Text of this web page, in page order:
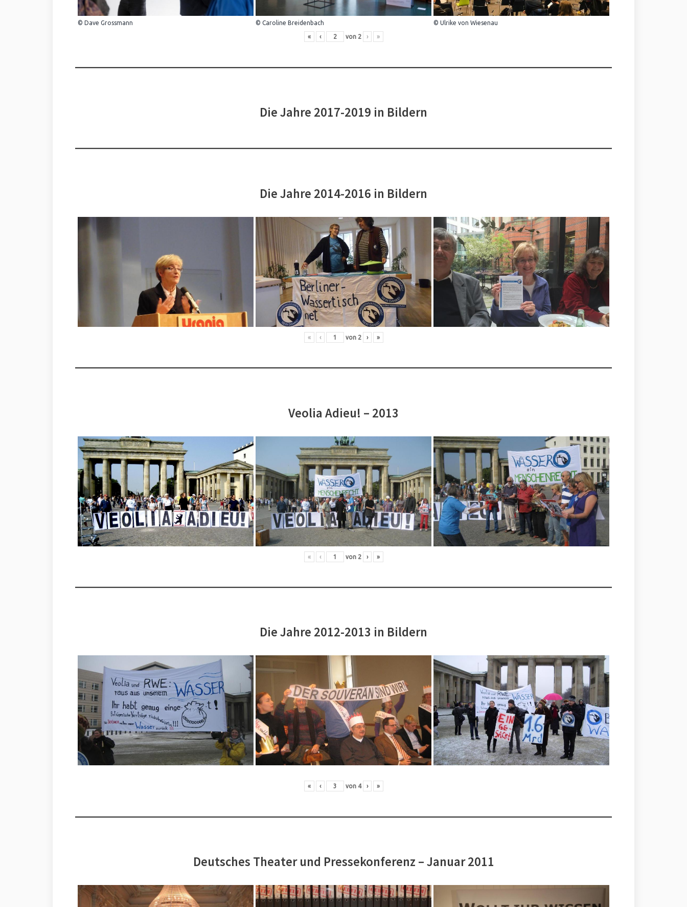
© Dave Grossmann © Caroline Breidenbach © Ulrike von Wiesenau
« ‹ von 2 › »
Die Jahre 2017-2019 in Bildern
Die Jahre 2014-2016 in Bildern
« ‹ von 2 › »
Veolia Adieu! – 2013
« ‹ von 2 › »
Die Jahre 2012-2013 in Bildern
« ‹ von 4 › »
Deutsches Theater und Pressekonferenz – Januar 2011